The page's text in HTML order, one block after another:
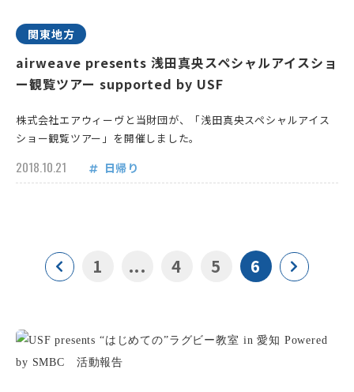
関東地方
airweave presents 浅田真央スペシャルアイスショ
ー観覧ツアー supported by USF
株式会社エアウィーヴと当財団が、「浅田真央スペシャルアイス
ショー観覧ツアー」を開催しました。
2018.10.21 日帰り
1 ... 4 5 6